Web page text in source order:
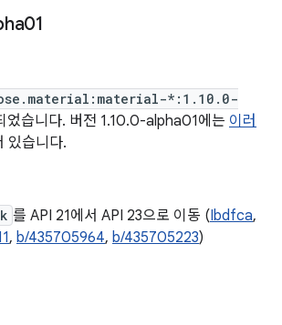
*:1.10.0-
었습니다. 버전 1.10.0-alpha01에는 이러
있습니다.
를 API 21에서 API 23으로 이동 (Ibdfca,
, b/435705964, b/435705223)